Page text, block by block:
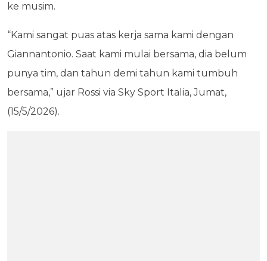
ke musim.
“Kami sangat puas atas kerja sama kami dengan
Giannantonio. Saat kami mulai bersama, dia belum
punya tim, dan tahun demi tahun kami tumbuh
bersama,” ujar Rossi via Sky Sport Italia, Jumat,
(15/5/2026).